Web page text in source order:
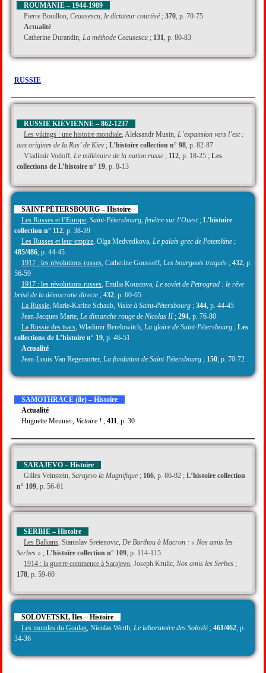
ROUMANIE – 1944-1989
Pierre Bouillon, Ceausescu, le dictateur courtisé; 370 , p. 70-75
Actualité
Catherine Durandin, La méthode Ceausescu ; 131 , p. 80-83
RUSSIE
RUSSIE KIÉVIENNE – 862-1237
Les vikings : une histoire mondiale , Aleksandr Musin, L’expansion vers l’est :
aux origines de la Rus’ de Kiev; L’histoire collection n° 98 , p. 82-87
Vladimir Vodoff, Le millénaire de la nation russe ; 112 , p. 18-25 ; Les
collections de L’histoire n° 19 , p. 8-13
SAINT-PÉTERSBOURG – Histoire
Les Russes et l’Europe Saint-Pétersbourg, fenêtre sur l’Ouest; L’histoire
collection n° 112 , p. 38-39
Les Russes et leur empire , Olga Medvedkova, Le palais grec de Potemkine ;
485/486 , p. 44-45
1917 : les révolutions russes , Catherine Gousseff, Les bourgeois traqués ; 432 , p.
56-59
1917 : les révolutions russes , Emilia Koustova, Le soviet de Petrograd : le rêve
brisé de la démocratie directe ; 432 , p. 60-65
La Russie , Marie-Karine Schaub, Visite à Saint-Pétersbourg ; 344 , p. 44-45
Jean-Jacques Marie, Le dimanche rouge de Nicolas II; 294 , p. 76-80
La Russie des tsars , Wladimir Berelowitch, La gloire de Saint-Pétersbourg ; Les
collections de L’histoire n° 19 , p. 46-51
Actualité
Jean-Louis Van Regemorter, La fondation de Saint-Pétersbourg ; 150 , p. 70-72
SAMOTHRACE (île) – Histoire
Actualité
Huguette Meunier, Victoire ! ; 411 , p. 30
SARAJEVO – Histoire
Gilles Veinstein, Sarajevo la Magnifique ; 166 , p. 86-92 ; L’histoire collection
n° 109 , p. 56-61
SERBIE – Histoire
Les Balkans , Stanislav Sretenovic, De Barthou à Macron : « Nos amis les
Serbes » ; L’histoire collection n° 109 , p. 114-115
1914 : la guerre commence à Sarajevo , Joseph Krulic, Nos amis les Serbes ;
178 , p. 59-60
SOLOVETSKI, Îles – Histoire
Les mondes du Goulag , Nicolas Werth, Le laboratoire des Solovki ; 461/462 , p.
34-36